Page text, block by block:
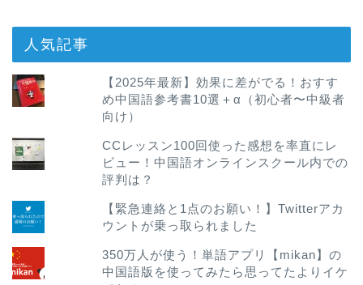
人気記事
【2025年最新】効果に差がでる！おすす
め中国語参考書10選＋α（初心者〜中級者
向け）
CCレッスン100回使った感想を率直にレ
ビュー！中国語オンラインスクール内での
評判は？
【緊急連絡と1点のお願い！】Twitterアカ
ウントが乗っ取られました
350万人が使う！単語アプリ【mikan】の
中国語版を使ってみたら思ってたよりイケ